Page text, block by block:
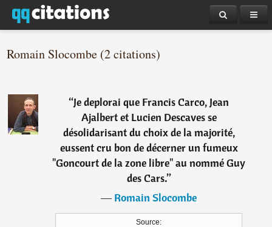
Romain Slocombe (2 citations)
“Je deplorai que Francis Carco, Jean
Ajalbert et Lucien Descaves se
désolidarisant du choix de la majorité,
eussent cru bon de décerner un fumeux
"Goncourt de la zone libre" au nommé Guy
des Cars.”
―Romain Slocombe
Source: